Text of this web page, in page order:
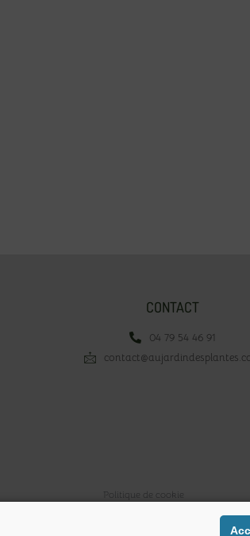
CONTACT
04 79 54 46 91
Politique de cookie